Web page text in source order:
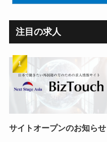
注目の求人
サイトオープンのお知らせ